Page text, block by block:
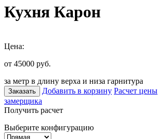
Кухня Карон
Цена:
от 45000 руб.
за метр в длину верха и низа гарнитура
Заказать Добавить в корзину Расчет цены
замерщика
Получить расчет
Выберите конфигурацию